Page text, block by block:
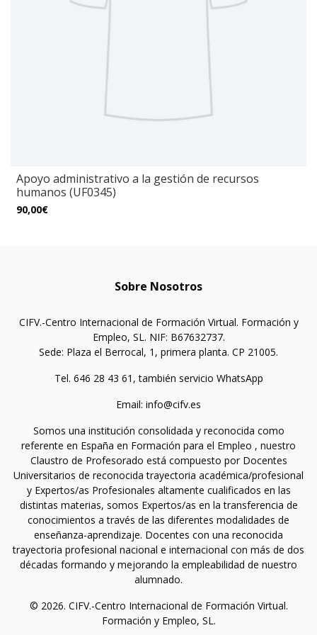
Apoyo administrativo a la gestión de recursos
humanos (UF0345)
90,00€
Sobre Nosotros
CIFV.-Centro Internacional de Formación Virtual. Formación y
Empleo, SL. NIF: B67632737.
Sede: Plaza el Berrocal, 1, primera planta. CP 21005.
Tel. 646 28 43 61, también servicio WhatsApp
Email: info@cifv.es
Somos una institución consolidada y reconocida como
referente en España en Formación para el Empleo , nuestro
Claustro de Profesorado está compuesto por Docentes
Universitarios de reconocida trayectoria académica/profesional
y Expertos/as Profesionales altamente cualificados en las
distintas materias, somos Expertos/as en la transferencia de
conocimientos a través de las diferentes modalidades de
enseñanza-aprendizaje. Docentes con una reconocida
trayectoria profesional nacional e internacional con más de dos
décadas formando y mejorando la empleabilidad de nuestro
alumnado.
© 2026. CIFV.-Centro Internacional de Formación Virtual.
Formación y Empleo, SL.